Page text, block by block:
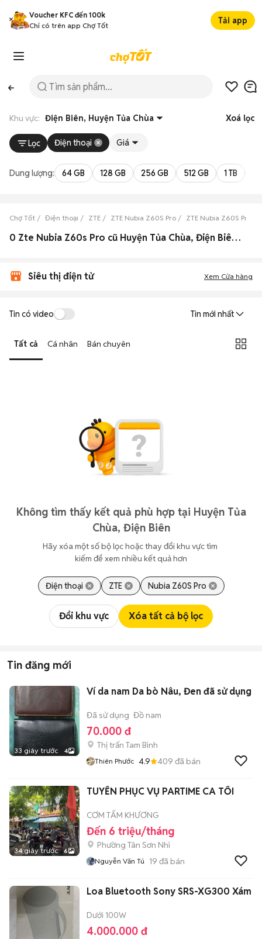
Voucher KFC đến 100k
Chỉ có trên app Chợ Tốt
Tải app
Khu vực: Điện Biên, Huyện Tủa Chùa Xoá lọc
Lọc Điện thoại Giá
Dung lượng: 64 GB 128 GB 256 GB 512 GB 1 TB
Chợ Tốt Điện thoại ZTE ZTE Nubia Z60S Pro ZTE Nubia Z60S Pro
0 Zte Nubia Z60s Pro cũ Huyện Tủa Chùa, Điện Biên đẹp
Siêu thị điện tử Xem Cửa hàng
Tin có video Tin mới nhất
Tất cả Cá nhân Bán chuyên
Không tìm thấy kết quả phù hợp tại Huyện Tủa
Chùa, Điện Biên
Hãy xóa một số bộ lọc hoặc thay đổi khu vực tìm
kiếm để xem nhiều kết quả hơn
Điện thoại ZTE Nubia Z60S Pro
Đổi khu vực Xóa tất cả bộ lọc
Tin đăng mới
33 giây trước 4
Ví da nam Da bò Nâu, Đen đã sử dụng
Đã sử dụng Đồ nam
70.000 đ
Thị trấn Tam Bình
Thiên Phước 4.9 409 đã bán
34 giây trước 6
TUYỂN PHỤC VỤ PARTIME CA TỐI
CƠM TẤM KHƯƠNG
Đến 6 triệu/tháng
Phường Tân Sơn Nhì
Nguyễn Văn Tú 19 đã bán
Loa Bluetooth Sony SRS-XG300 Xám
Dưới 100W
4.000.000 đ